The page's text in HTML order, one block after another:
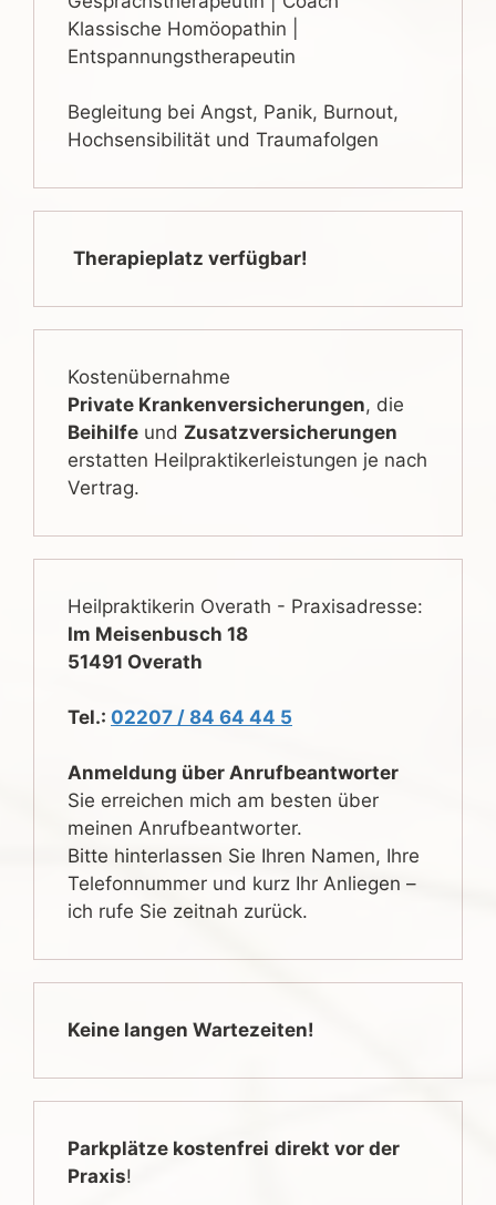
Klassische Homöopathin |
Entspannungstherapeutin
Begleitung bei Angst, Panik, Burnout,
Hochsensibilität und Traumafolgen
Therapieplatz verfügbar!
Kostenübernahme
Private Krankenversicherungen, die
Beihilfe und Zusatzversicherungen
erstatten Heilpraktikerleistungen je nach
Vertrag.
Heilpraktikerin Overath - Praxisadresse:
Im Meisenbusch 18
51491 Overath
Tel.: 02207 / 84 64 44 5
Anmeldung über Anrufbeantworter
Sie erreichen mich am besten über
meinen Anrufbeantworter.
Bitte hinterlassen Sie Ihren Namen, Ihre
Telefonnummer und kurz Ihr Anliegen –
ich rufe Sie zeitnah zurück.
Keine langen Wartezeiten!
Parkplätze kostenfrei direkt vor der
Praxis!